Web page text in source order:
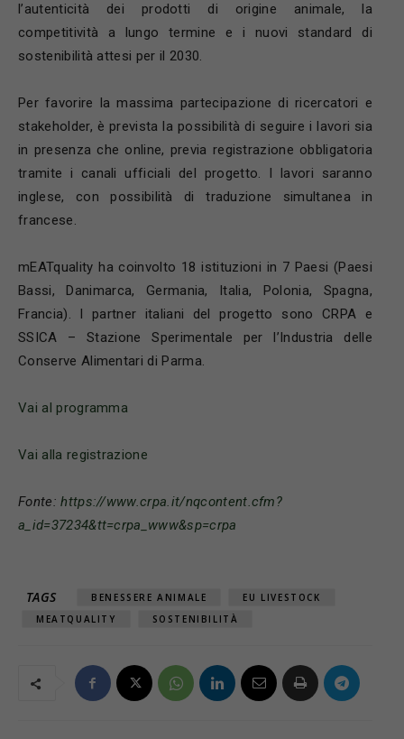
l’autenticità dei prodotti di origine animale, la
competitività a lungo termine e i nuovi standard di
sostenibilità attesi per il 2030.
Per favorire la massima partecipazione di ricercatori e
stakeholder, è prevista la possibilità di seguire i lavori sia
in presenza che online, previa registrazione obbligatoria
tramite i canali ufficiali del progetto. I lavori saranno
inglese, con possibilità di traduzione simultanea in
francese.
mEATquality ha coinvolto 18 istituzioni in 7 Paesi (Paesi
Bassi, Danimarca, Germania, Italia, Polonia, Spagna,
Francia). I partner italiani del progetto sono CRPA e
SSICA – Stazione Sperimentale per l’Industria delle
Conserve Alimentari di Parma.
Vai al programma
Vai alla registrazione
Fonte:https://www.crpa.it/nqcontent.cfm?
a_id=37234&tt=crpa_www&sp=crpa
TAGS BENESSERE ANIMALE
EU LIVESTOCK
MEATQUALITY
SOSTENIBILITÀ